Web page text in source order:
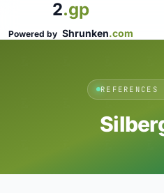
2.gp
Powered by Shrunken.com
REFERENCES